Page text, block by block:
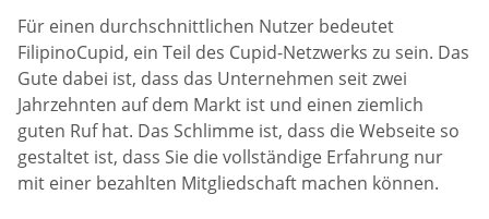
Für einen durchschnittlichen Nutzer bedeutet
FilipinoCupid, ein Teil des Cupid-Netzwerks zu sein. Das
Gute dabei ist, dass das Unternehmen seit zwei
Jahrzehnten auf dem Markt ist und einen ziemlich
guten Ruf hat. Das Schlimme ist, dass die Webseite so
gestaltet ist, dass Sie die vollständige Erfahrung nur
mit einer bezahlten Mitgliedschaft machen können.